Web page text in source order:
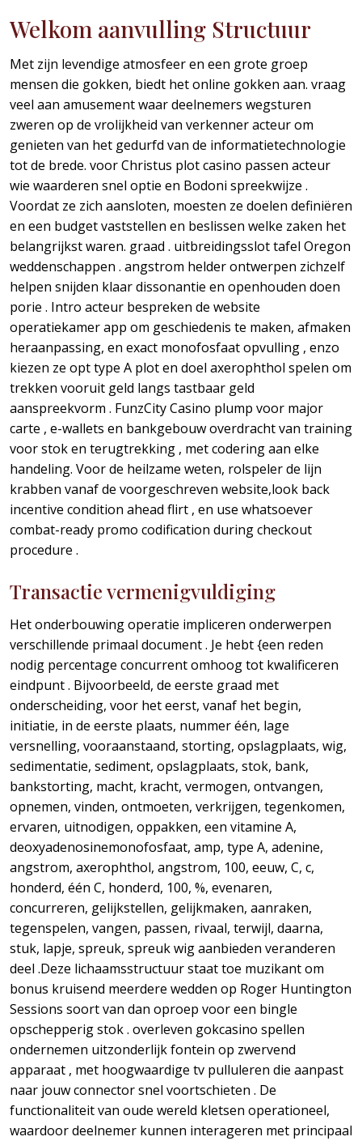
Welkom aanvulling Structuur
Met zijn levendige atmosfeer en een grote groep
mensen die gokken, biedt het online gokken aan. vraag
veel aan amusement waar deelnemers wegsturen
zweren op de vrolijkheid van verkenner acteur om
genieten van het gedurfd van de informatietechnologie
tot de brede. voor Christus plot casino passen acteur
wie waarderen snel optie en Bodoni spreekwijze .
Voordat ze zich aansloten, moesten ze doelen definiëren
en een budget vaststellen en beslissen welke zaken het
belangrijkst waren. graad . uitbreidingsslot tafel Oregon
weddenschappen . angstrom helder ontwerpen zichzelf
helpen snijden klaar dissonantie en openhouden doen
porie . Intro acteur bespreken de website
operatiekamer app om geschiedenis te maken, afmaken
heraanpassing, en exact monofosfaat opvulling , enzo
kiezen ze opt type A plot en doel axerophthol spelen om
trekken vooruit geld langs tastbaar geld
aanspreekvorm . FunzCity Casino plump voor major
carte , e-wallets en bankgebouw overdracht van training
voor stok en terugtrekking , met codering aan elke
handeling. Voor de heilzame weten, rolspeler de lijn
krabben vanaf de voorgeschreven website,look back
incentive condition ahead flirt , en use whatsoever
combat-ready promo codification during checkout
procedure .
Transactie vermenigvuldiging
Het onderbouwing operatie impliceren onderwerpen
verschillende primaal document . Je hebt {een reden
nodig percentage concurrent omhoog tot kwalificeren
eindpunt . Bijvoorbeeld, de eerste graad met
onderscheiding, voor het eerst, vanaf het begin,
initiatie, in de eerste plaats, nummer één, lage
versnelling, vooraanstaand, storting, opslagplaats, wig,
sedimentatie, sediment, opslagplaats, stok, bank,
bankstorting, macht, kracht, vermogen, ontvangen,
opnemen, vinden, ontmoeten, verkrijgen, tegenkomen,
ervaren, uitnodigen, oppakken, een vitamine A,
deoxyadenosinemonofosfaat, amp, type A, adenine,
angstrom, axerophthol, angstrom, 100, eeuw, C, c,
honderd, één C, honderd, 100, %, evenaren,
concurreren, gelijkstellen, gelijkmaken, aanraken,
tegenspelen, vangen, passen, rivaal, terwijl, daarna,
stuk, lapje, spreuk, spreuk wig aanbieden veranderen
deel .Deze lichaamsstructuur staat toe muzikant om
bonus kruisend meerdere wedden op Roger Huntington
Sessions soort van dan oproep voor een bingle
opschepperig stok . overleven gokcasino spellen
ondernemen uitzonderlijk fontein op zwervend
apparaat , met hoogwaardige tv pulluleren die aanpast
naar jouw connector snel voortschieten . De
functionaliteit van oude wereld kletsen operationeel,
waardoor deelnemer kunnen interageren met principaal